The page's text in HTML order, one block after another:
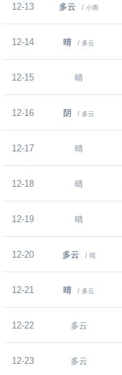
12-13 多云 / 小雨
12-14 晴 / 多云
12-15 晴
12-16 阴 / 多云
12-17 晴
12-18 晴
12-19 晴
12-20 多云 / 晴
12-21 晴 / 多云
12-22 多云
12-23 多云